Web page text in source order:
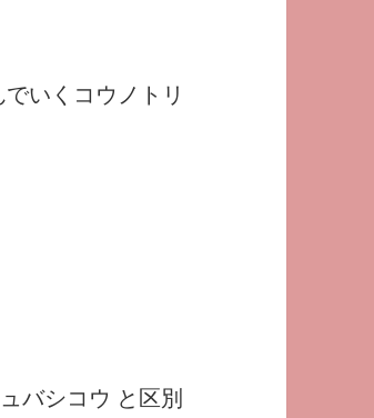
いくコウノトリ
バシコウ と区別